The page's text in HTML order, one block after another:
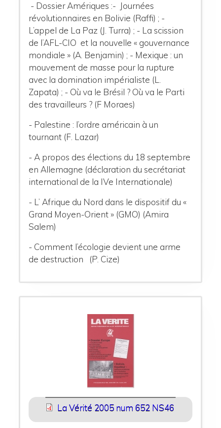
- Dossier Amériques :- Journées
révolutionnaires en Bolivie (Raffi) ; -
L’appel de La Paz (J. Turra) ; - La scission
de l’AFL-CIO et la nouvelle « gouvernance
mondiale » (A. Benjamin) ; - Mexique : un
mouvement de masse pour la rupture
avec la domination impérialiste (L.
Zapata) ; - Où va le Brésil ? Où va le Parti
des travailleurs ? (F Moraes)
- Palestine : l’ordre américain à un
tournant (F. Lazar)
- A propos des élections du 18 septembre
en Allemagne (déclaration du secrétariat
international de la IVe Internationale)
- L’ Afrique du Nord dans le dispositif du «
Grand Moyen-Orient » (GMO) (Amira
Salem)
- Comment l’écologie devient une arme
de destruction (P. Cize)
La Vérité 2005 num 652 NS46